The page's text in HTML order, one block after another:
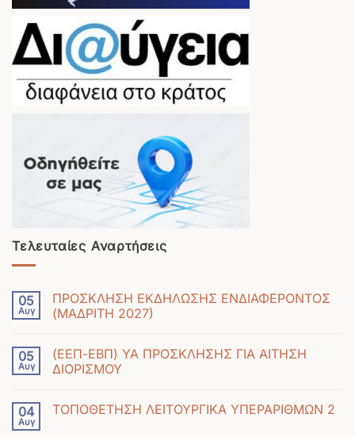
Τελευταίες Αναρτήσεις
05
Αυγ
ΠΡΟΣΚΛΗΣΗ ΕΚΔΗΛΩΣΗΣ ΕΝΔΙΑΦΕΡΟΝΤΟΣ
(ΜΑΔΡΙΤΗ 2027)
υπάρχουν
σχόλια
στο
ΕΚΔΗΛΩΣΗΣ
05
Αυγ
(ΕΕΠ-ΕΒΠ) ΥΑ ΠΡΟΣΚΛΗΣΗΣ ΓΙΑ ΑΙΤΗΣΗ
ΔΙΟΡΙΣΜΟΥ
υπάρχουν
σχόλια
04
Αυγ
ΤΟΠΟΘΕΤΗΣΗ ΛΕΙΤΟΥΡΓΙΚΑ ΥΠΕΡΑΡΙΘΜΩΝ 2